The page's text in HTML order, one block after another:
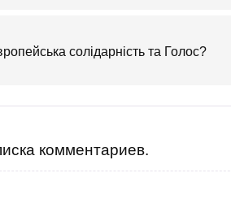
солідарність та Голос?
комментариев.